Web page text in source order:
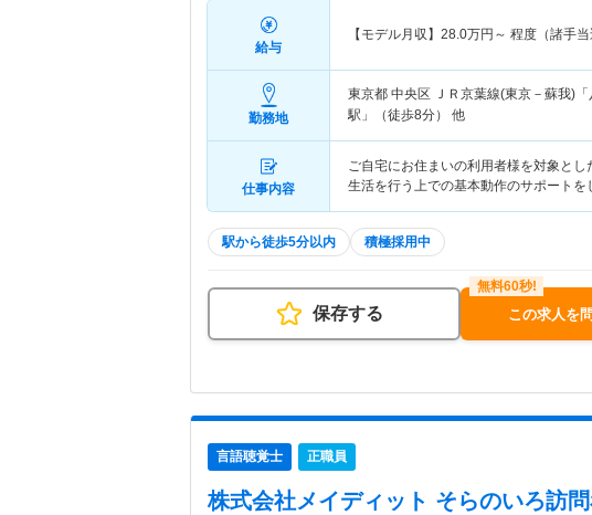
給与
【モデル月収】 28.0万円～ 程度（諸手当
勤務地
東京都 中央区 ＪＲ京葉線(東京－蘇我)
駅」（徒歩8分） 他
仕事内容
ご自宅にお住まいの利用者様を対象と
生活を行う上での基本動作のサポート
駅から徒歩5分以内 積極採用中
保存する この求人を
言語聴覚士 正職員
株式会社メイディット そらのいろ訪